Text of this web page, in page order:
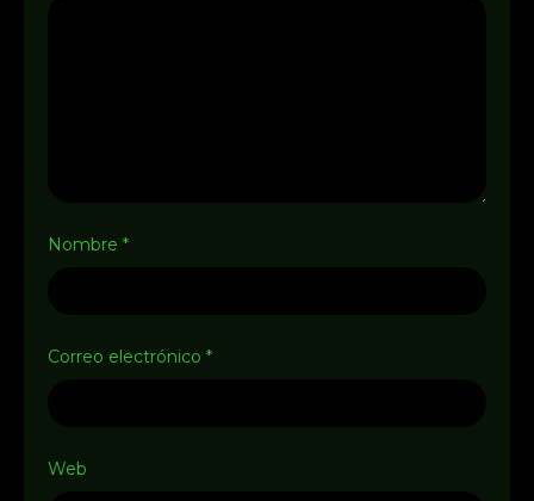
Nombre *
Correo electrónico *
Web